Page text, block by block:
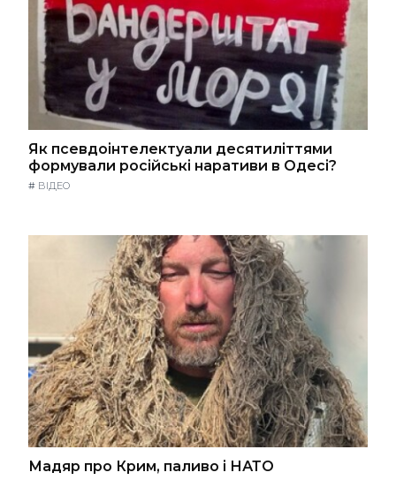
Як псевдоінтелектуали десятиліттями
формували російські наративи в Одесі?
# ВІДЕО
Мадяр про Крим, паливо і НАТО